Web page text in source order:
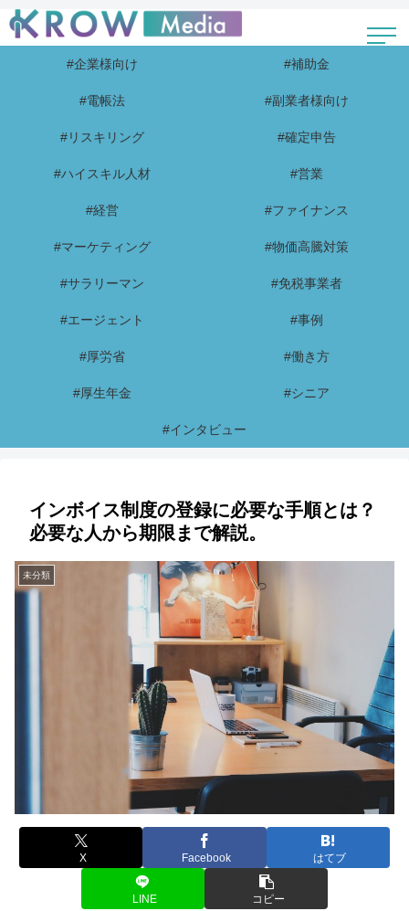
#企業様向け #補助金
#電帳法 #副業者様向け
#リスキリング #確定申告
#ハイスキル人材 #営業
#経営 #ファイナンス
#マーケティング #物価高騰対策
#サラリーマン #免税事業者
#エージェント #事例
#厚労省 #働き方
#厚生年金 #シニア
#インタビュー
インボイス制度の登録に必要な手順とは？
必要な人から期限まで解説。
未分類
X Facebook はてブ
LINE コピー